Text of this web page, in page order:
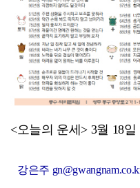
[강소기업을 키우자] 궁전제
<오늘의 운세> 3월 18일
강은주